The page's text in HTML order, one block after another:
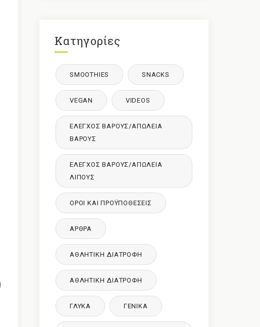
Κατηγορίες
SMOOTHIES SNACKS
VEGAN VIDEOS
ΈΛΕΓΧΟΣ ΒΆΡΟΥΣ/ΑΠΏΛΕΙΑ
ΒΆΡΟΥΣ
ΈΛΕΓΧΟΣ ΒΆΡΟΥΣ/ΑΠΏΛΕΙΑ
ΛΊΠΟΥΣ
ΌΡΟΙ ΚΑΙ ΠΡΟΫΠΟΘΈΣΕΙΣ
ΑΡΘΡΑ
ΑΘΛΗΤΙΚΉ ΔΙΑΤΡΟΦΉ
ΑΘΛΗΤΙΚΉ ΔΙΑΤΡΟΦΉ
ΓΛΥΚΑ ΓΕΝΙΚΆ